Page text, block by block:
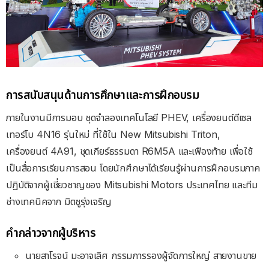
การสนับสนุนด้านการศึกษาและการฝึกอบรม
ภายในงานมีการมอบ ชุดจำลองเทคโนโลยี PHEV, เครื่องยนต์ดีเซล
เทอร์โบ 4N16 รุ่นใหม่ ที่ใช้ใน New Mitsubishi Triton,
เครื่องยนต์ 4A91, ชุดเกียร์ธรรมดา R6M5A และเฟืองท้าย เพื่อใช้
เป็นสื่อการเรียนการสอน โดยนักศึกษาได้เรียนรู้ผ่านการฝึกอบรมภาค
ปฏิบัติจากผู้เชี่ยวชาญของ Mitsubishi Motors ประเทศไทย และทีม
ช่างเทคนิคจาก มิตซูรุ่งเจริญ
คำกล่าวจากผู้บริหาร
นายสาโรจน์ มะอาจเลิศ กรรมการรองผู้จัดการใหญ่ สายงานขาย